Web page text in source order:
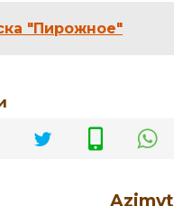
"Пирожное"
Azimyt